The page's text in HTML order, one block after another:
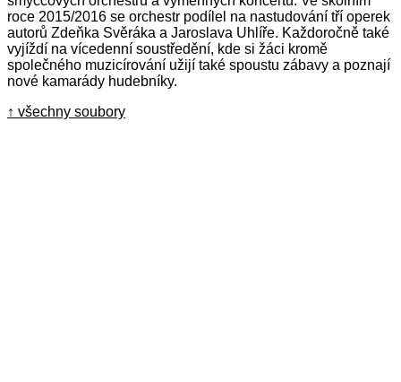
roce 2015/2016 se orchestr podílel na nastudování tří operek
autorů Zdeňka Svěráka a Jaroslava Uhlíře. Každoročně také
vyjíždí na vícedenní soustředění, kde si žáci kromě
společného muzicírování užijí také spoustu zábavy a poznají
nové kamarády hudebníky.
↑ všechny soubory